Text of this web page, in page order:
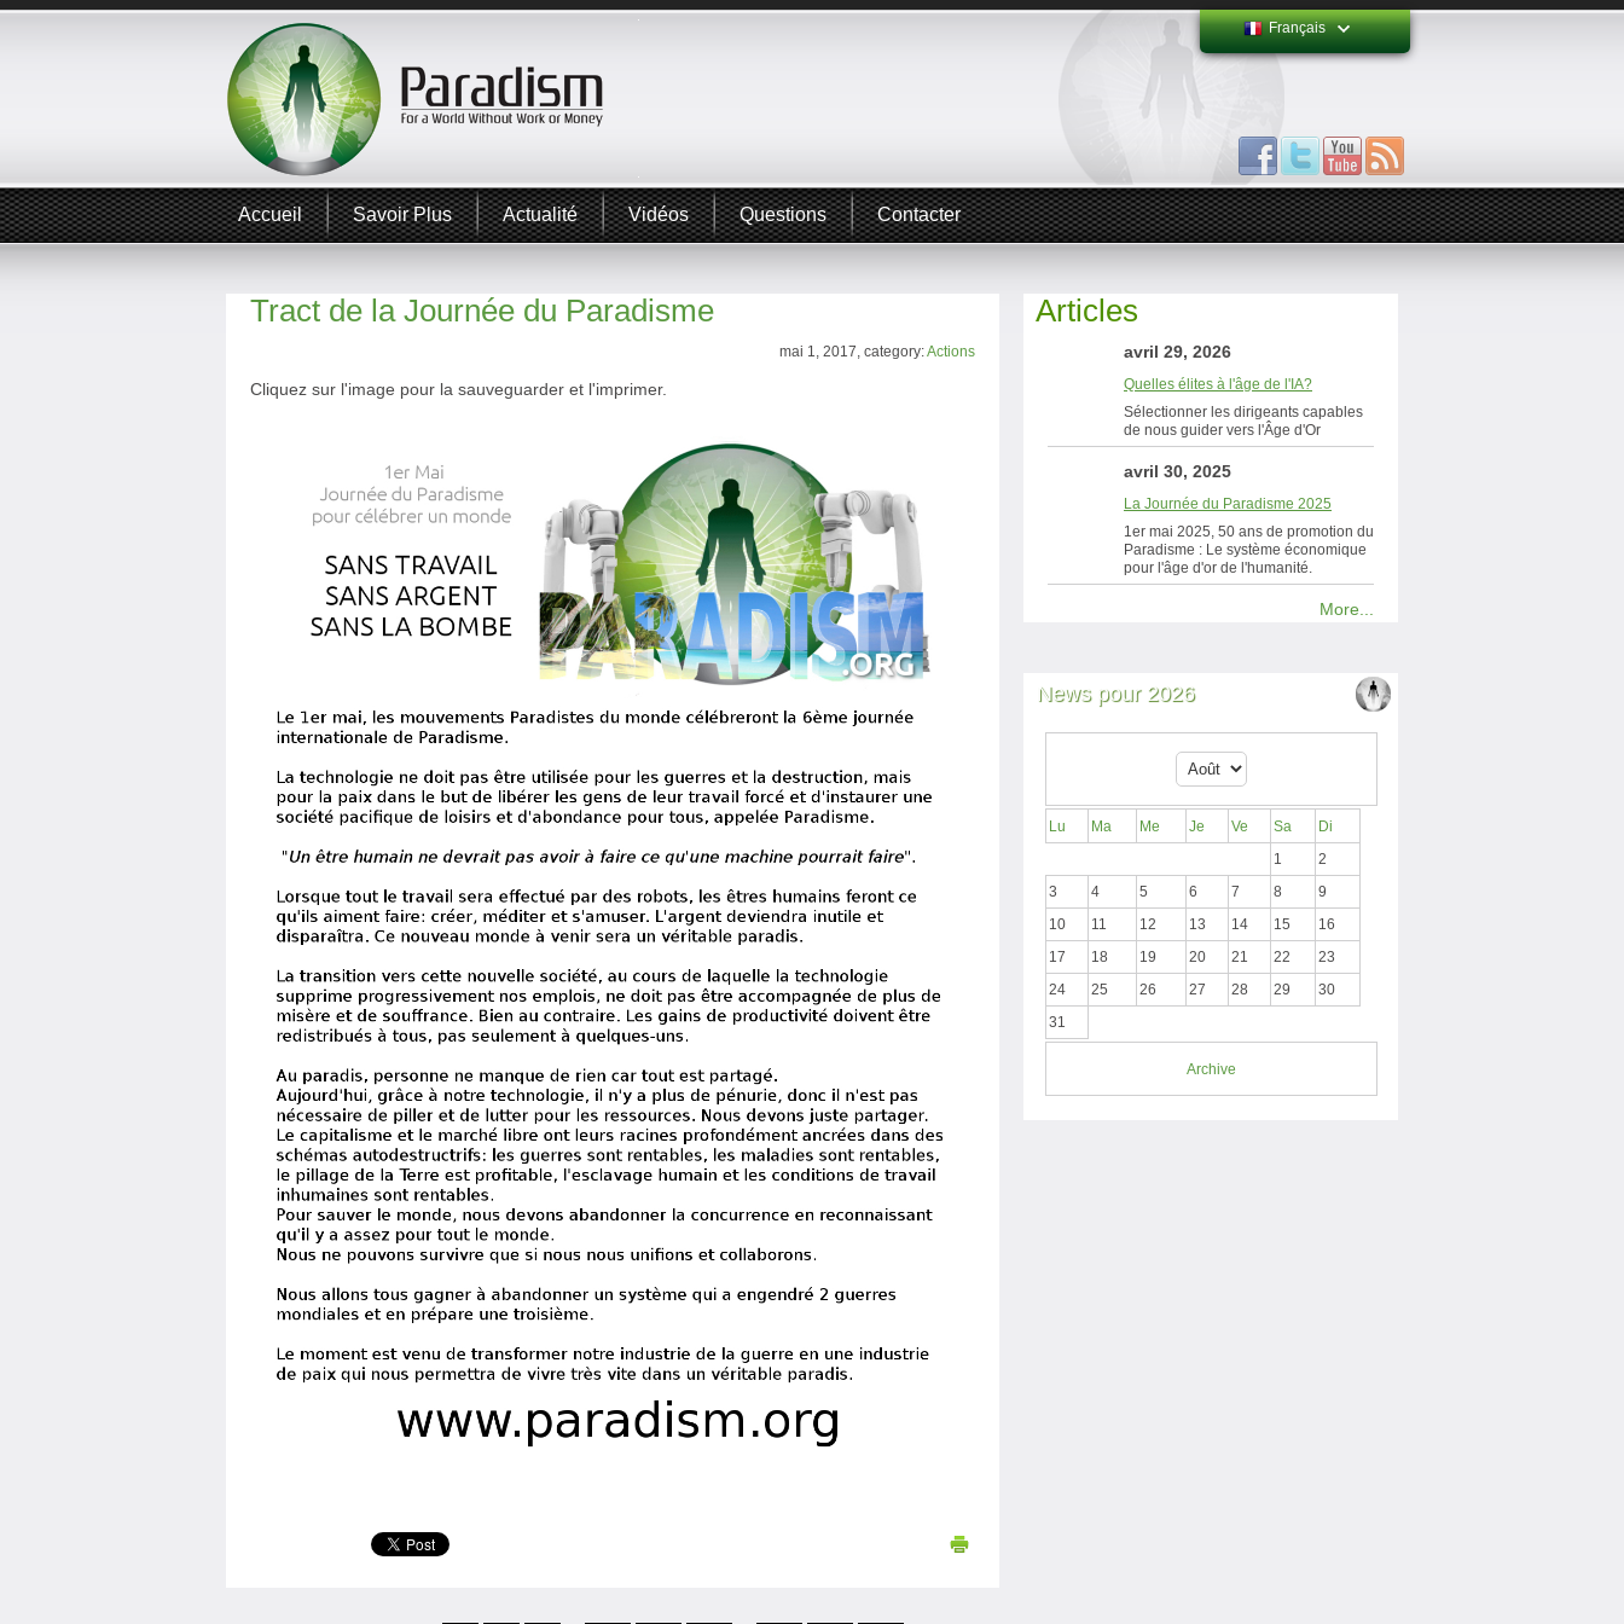
Français
Accueil Savoir Plus Actualité Vidéos Questions Contacter
Tract de la Journée du Paradisme
mai 1, 2017, category:Actions
Cliquez sur l'image pour la sauveguarder et l'imprimer.
Articles
avril 29, 2026
Quelles élites à l'âge de l'IA?
Sélectionner les dirigeants capables
de nous guider vers l'Âge d'Or
avril 30, 2025
La Journée du Paradisme 2025
1er mai 2025, 50 ans de promotion du
Paradisme : Le système économique
pour l'âge d'or de l'humanité.
More...
News pour 2026
Lu Ma Me Je Ve Sa
Di
1
2
3
4 5 6 7 8
9
10
11 12 13 14 15
16
17
18 19 20 21 22
23
24
25 26 27 28 29
30
31
Archive